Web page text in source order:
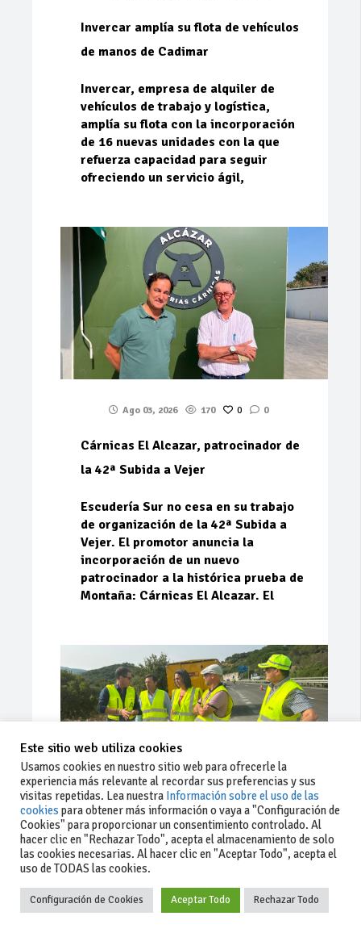
Invercar amplía su flota de vehículos
de manos de Cadimar
Invercar, empresa de alquiler de
vehículos de trabajo y logística,
amplía su flota con la incorporación
de 16 nuevas unidades con la que
refuerza capacidad para seguir
ofreciendo un servicio ágil,
Ago 03, 2026 170 0 0
Cárnicas El Alcazar, patrocinador de
la 42ª Subida a Vejer
Escudería Sur no cesa en su trabajo
de organización de la 42ª Subida a
Vejer. El promotor anuncia la
incorporación de un nuevo
patrocinador a la histórica prueba de
Montaña: Cárnicas El Alcazar. El
Ago 03, 2026 94 0 0
La Junta implementa mejoras en la
A381 por Los Barrios
Este sitio web utiliza cookies
Usamos cookies en nuestro sitio web para ofrecerle la
experiencia más relevante al recordar sus preferencias y sus
visitas repetidas. Lea nuestra Información sobre el uso de las
cookies para obtener más información o vaya a "Configuración de
Cookies" para proporcionar un consentimiento controlado. Al
hacer clic en "Rechazar Todo", acepta el almacenamiento de solo
las cookies necesarias. Al hacer clic en "Aceptar Todo", acepta el
uso de TODAS las cookies.
Configuración de Cookies Aceptar Todo Rechazar Todo